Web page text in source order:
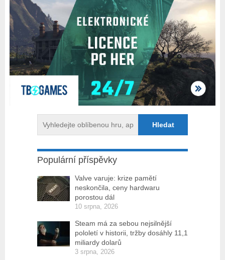
Populární příspěvky
Valve varuje: krize pamětí
neskončila, ceny hardwaru
porostou dál
10 srpna, 2026
Steam má za sebou nejsilnější
pololetí v historii, tržby dosáhly 11,1
miliardy dolarů
3 srpna, 2026